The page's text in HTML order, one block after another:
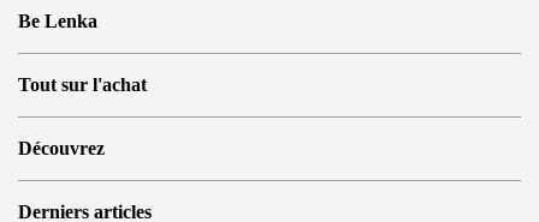
Be Lenka
Store Locator
À propos de nous
Be Lenka dans les Médias
Cookies
Politique de confidentialité
Tout sur l'achat
Se connecter
Référez à un ami et soyez récompensé
Conditions générales de vente
Découvrez
Derniers articles